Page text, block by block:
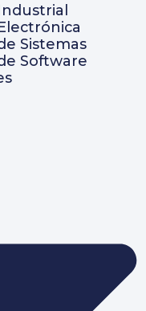
Sistemas
Software